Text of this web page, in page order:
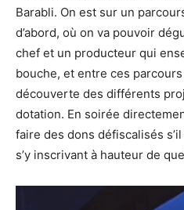
Barabli. On est sur un
d’abord, où on va pouvoir
chef et un producteur qui
bouche, et entre ces
découverte des différents
dotation. En soirée
faire des dons défiscalisés
s’y inscrivant à hauteur de